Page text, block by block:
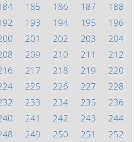
185 186 187
188
193 194 195
196
201 202 203
204
209 210 211
212
217 218 219
220
225 226 227
228
233 234 235
236
241 242 243
244
249 250 251
252